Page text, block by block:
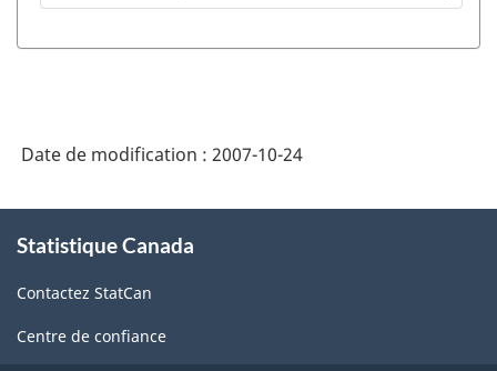
concordance
SCIAN
1997
et
Date de modification : 2007-10-24
propos
ce
site
Statistique Canada
Contactez StatCan
Centre de confiance